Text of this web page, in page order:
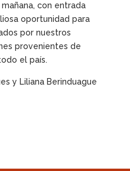
con entrada
oportunidad para
por nuestros
provenientes de
el país.
y Liliana Berinduague